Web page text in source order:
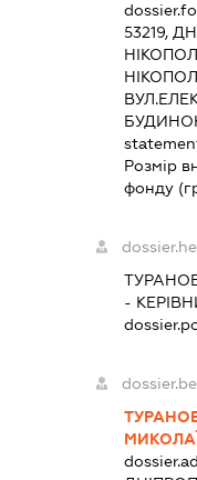
53219,
Розмір
фонду
-